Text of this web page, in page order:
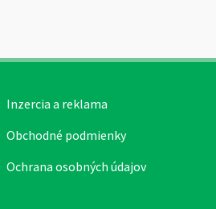
Inzercia a reklama
Obchodné podmienky
Ochrana osobných údajov